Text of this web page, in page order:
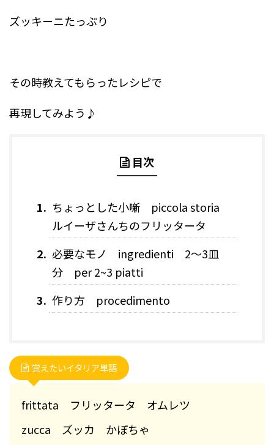
ズッキーニたっぷり
その時教えてもらったレシピで
再現してみよう♪
目次
ちょっとした小噺 piccola storia
ルイーザさんちのフリッタータ
必要なモノ ingredienti 2〜3皿
分 per 2~3 piatti
作り方 procedimento
覚えたいイタリア単語
frittata フリッタータ オムレツ
zucca ズッカ かぼちゃ